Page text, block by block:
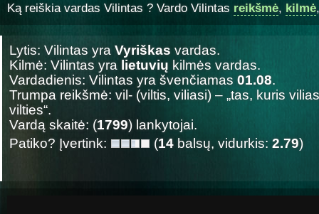
Ką reiškia vardas Vilintas ? Vardo Vilintas reikšmė, kilmė
Lytis: Vilintas yra Vyriškas vardas.
Kilmė: Vilintas yra lietuvių kilmės vardas.
Vardadienis: Vilintas yra švenčiamas 01.08.
Trumpa reikšmė: vil- (viltis, viliasi) – „tas, kuris
vilties“.
Vardą skaitė: (1799) lankytojai.
Patiko? Įvertink:
(14 balsų, vidurkis: 2.79)